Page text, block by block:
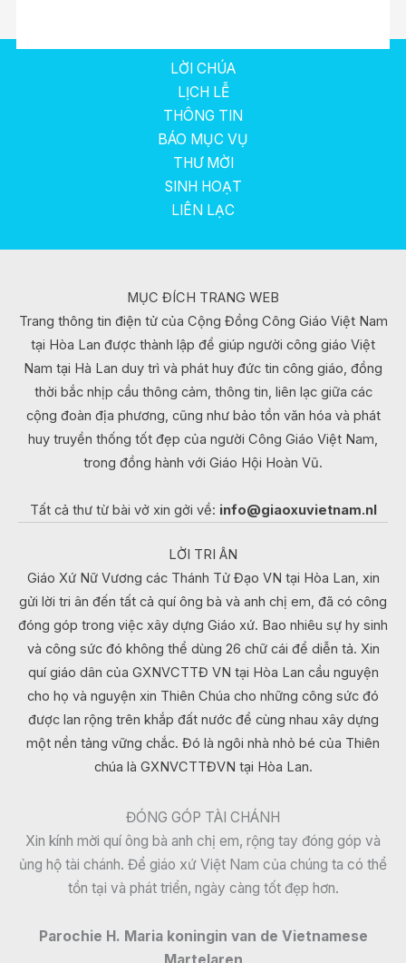
LỜI CHÚA
LỊCH LỄ
THÔNG TIN
BÁO MỤC VỤ
THƯ MỜI
SINH HOẠT
LIÊN LẠC
MỤC ĐÍCH TRANG WEB
Trang thông tin điện tử của Cộng Đồng Công Giáo Việt Nam
tại Hòa Lan được thành lập để giúp người công giáo Việt
Nam tại Hà Lan duy trì và phát huy đức tin công giáo, đồng
thời bắc nhịp cầu thông cảm, thông tin, liên lạc giữa các
cộng đoàn địa phương, cũng như bảo tồn văn hóa và phát
huy truyền thống tốt đẹp của người Công Giáo Việt Nam,
trong đồng hành với Giáo Hội Hoàn Vũ.
Tất cả thư từ bài vở xin gởi về: info@giaoxuvietnam.nl
LỜI TRI ÂN
Giáo Xứ Nữ Vương các Thánh Tử Đạo VN tại Hòa Lan, xin
gửi lời tri ân đến tất cả quí ông bà và anh chị em, đã có công
đóng góp trong việc xây dựng Giáo xứ. Bao nhiêu sự hy sinh
và công sức đó không thể dùng 26 chữ cái để diễn tả. Xin
quí giáo dân của GXNVCTTĐ VN tại Hòa Lan cầu nguyện
cho họ và nguyện xin Thiên Chúa cho những công sức đó
được lan rộng trên khắp đất nước để cùng nhau xây dựng
một nền tảng vững chắc. Đó là ngôi nhà nhỏ bé của Thiên
chúa là GXNVCTTĐVN tại Hòa Lan.
ĐÓNG GÓP TÀI CHÁNH
Xin kính mời quí ông bà anh chị em, rộng tay đóng góp và
ủng hộ tài chánh. Để giáo xứ Việt Nam của chúng ta có thể
tồn tại và phát triển, ngày càng tốt đẹp hơn.
Parochie H. Maria koningin van de Vietnamese